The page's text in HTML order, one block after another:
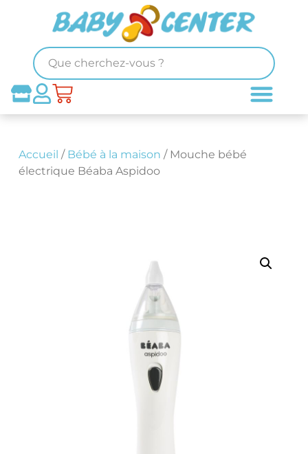
Accueil / Bébé à la maison / Mouche bébé
électrique Béaba Aspidoo